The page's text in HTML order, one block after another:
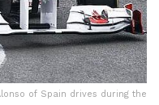
of Spain drives during the